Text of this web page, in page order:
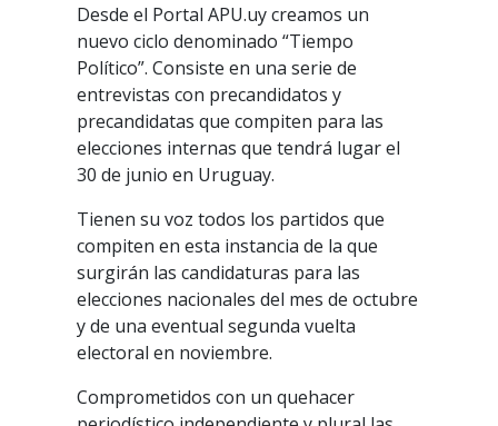
Desde el Portal APU.uy creamos un
nuevo ciclo denominado “Tiempo
Político”. Consiste en una serie de
entrevistas con precandidatos y
precandidatas que compiten para las
elecciones internas que tendrá lugar el
30 de junio en Uruguay.
Tienen su voz todos los partidos que
compiten en esta instancia de la que
surgirán las candidaturas para las
elecciones nacionales del mes de octubre
y de una eventual segunda vuelta
electoral en noviembre.
Comprometidos con un quehacer